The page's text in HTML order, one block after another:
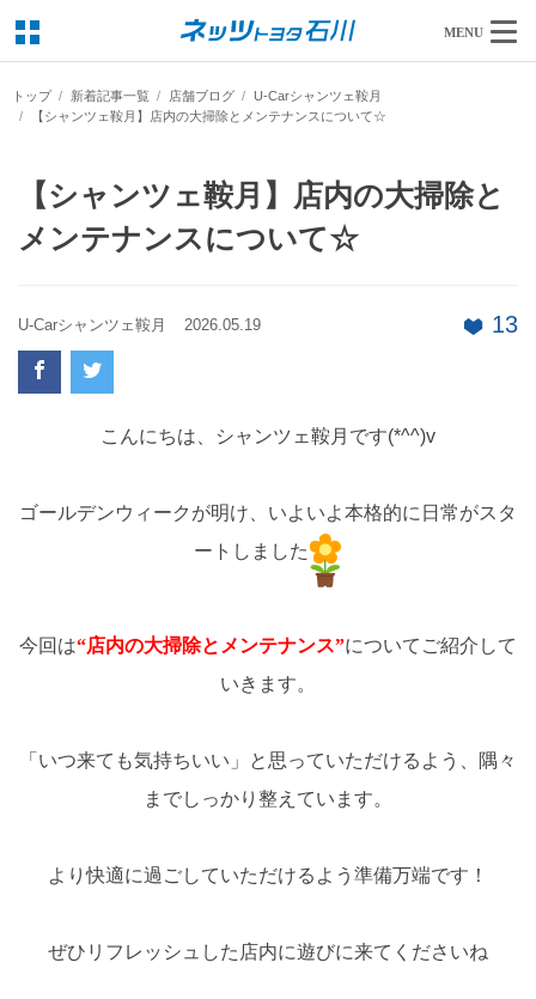
MENU
トップ 新着記事一覧 店舗ブログ
U-Carシャンツェ鞍月
【シャンツェ鞍月】店内の大掃除とメンテナンスについて☆
【シャンツェ鞍月】店内の大掃除と
メンテナンスについて☆
U-Carシャンツェ鞍月 2026.05.19 13
こんにちは、シャンツェ鞍月です(*^^)v
ゴールデンウィークが明け、いよいよ本格的に日常がスタ
ートしました
今回は“店内の大掃除とメンテナンス”についてご紹介して
いきます。
「いつ来ても気持ちいい」と思っていただけるよう、隅々
までしっかり整えています。
より快適に過ごしていただけるよう準備万端です！
ぜひリフレッシュした店内に遊びに来てくださいね